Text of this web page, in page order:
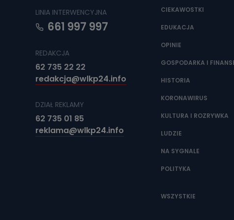
LINIA INTERWENCYJNA
661 997 997
REDAKCJA
62 735 22 22
redakcja@wlkp24.info
DZIAŁ REKLAMY
62 735 01 85
reklama@wlkp24.info
CIEKAWOSTKI
EDUKACJA
OPINIE
GOSPODARKA I
HISTORIA
KORONAWIRUS
KULTURA I ROZRYWKA
LUDZIE
NA SYGNALE
POLITYKA
WSZYSTKIE